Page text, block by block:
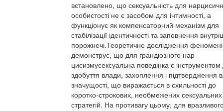
встановлено, що сексуальність для
особистості не є засобом для інтимності, а
функціонує як компенсаторний механізм для
стабілізації ідентичності та заповнення
порожнечі.Теоретичне дослідження
демонструє, що для грандіозного нар-
цисизмусексуальна поведінка є
здобуття влади, захоплення і підтвердження
значущості, що виражається в схильності до
коротко-строкових, необмежених сексуальних
стратегій. На противагу цьому, для